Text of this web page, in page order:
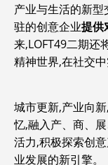
产业与生活的新
驻的创意企业提供
来,LOFT49二期还
精神世界,在社交中
城市更新,产业向
忆,融入产、商、
活力,积极探索创
业发展的新引擎。